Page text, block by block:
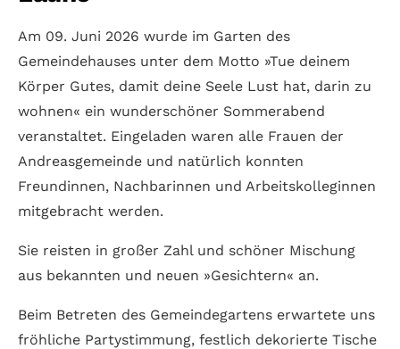
Am 09. Juni 2026 wurde im Garten des
Gemeindehauses unter dem Motto »Tue deinem
Körper Gutes, damit deine Seele Lust hat, darin zu
wohnen« ein wunderschöner Sommerabend
veranstaltet. Eingeladen waren alle Frauen der
Andreasgemeinde und natürlich konnten
Freundinnen, Nachbarinnen und Arbeitskolleginnen
mitgebracht werden.
Sie reisten in großer Zahl und schöner Mischung
aus bekannten und neuen »Gesichtern« an.
Beim Betreten des Gemeindegartens erwartete uns
fröhliche Partystimmung, festlich dekorierte Tische